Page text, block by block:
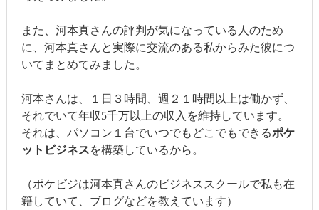
また、河本真さんの評判が気になっている人のため
に、河本真さんと実際に交流のある私からみた彼につ
いてまとめてみました。
河本さんは、１日３時間、週２１時間以上は働かず、
それでいて年収5千万以上の収入を維持しています。
それは、パソコン１台でいつでもどこでもできるポケ
ットビジネスを構築しているから。
（ポケビジは河本真さんのビジネススクールで私も在
籍していて、ブログなどを教えています）